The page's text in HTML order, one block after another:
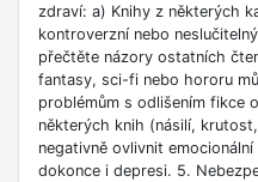
zdraví: a) Knihy z některých
kontroverzní nebo
přečtěte názory ostatních
fantasy, sci-fi nebo hororu
problémům s odlišením fikce
některých knih (násilí,
negativně ovlivnit
dokonce i depresi. 5.